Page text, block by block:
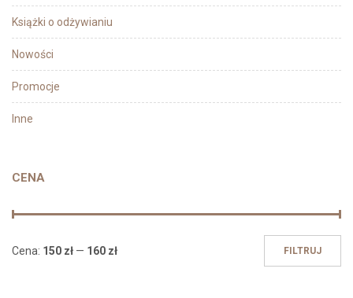
Książki o odżywianiu
Nowości
Promocje
Inne
CENA
FILTRUJ
Cena: 150 zł — 160 zł